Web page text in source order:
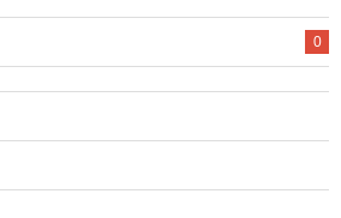
0